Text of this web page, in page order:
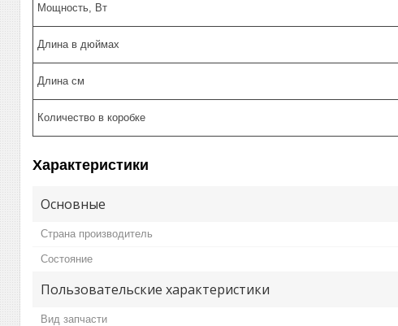
Мощность, Вт
Длина в дюймах
Длина см
Количество в коробке
Характеристики
Основные
Страна производитель
Состояние
Пользовательские характеристики
Вид запчасти